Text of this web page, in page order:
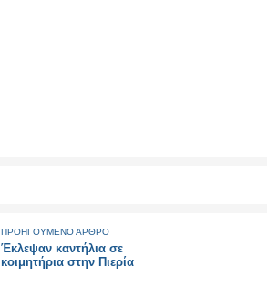
ΠΡΟΗΓΟΥΜΕΝΟ ΑΡΘΡΟ
Έκλεψαν καντήλια σε
κοιμητήρια στην Πιερία